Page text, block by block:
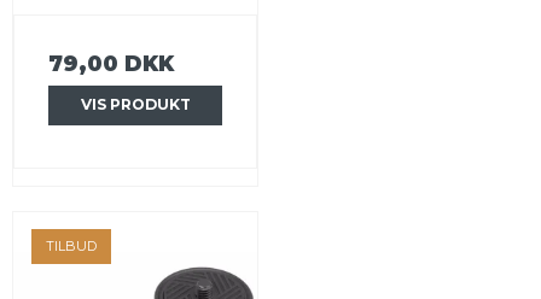
79,00 DKK
VIS PRODUKT
TILBUD